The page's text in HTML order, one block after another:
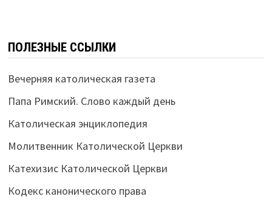
ПОЛЕЗНЫЕ ССЫЛКИ
Вечерняя католическая газета
Папа Римский. Слово каждый день
Католическая энциклопедия
Молитвенник Католической Церкви
Катехизис Католической Церкви
Кодекс канонического права